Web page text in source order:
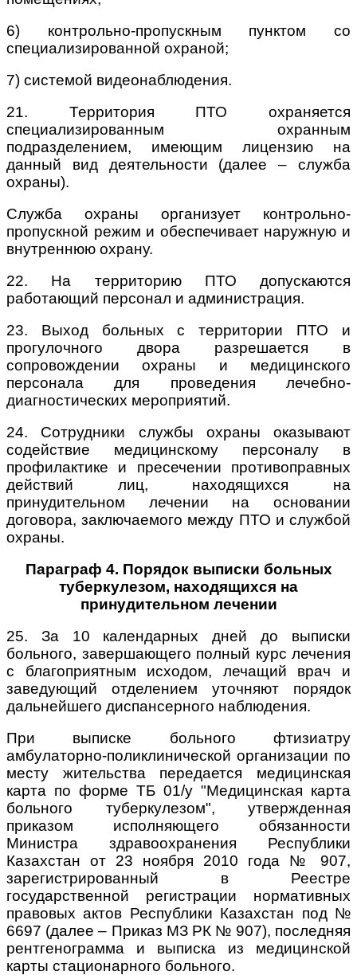
6) контрольно-пропускным пунктом со
специализированной охраной;
7) системой видеонаблюдения.
21. Территория ПТО охраняется
специализированным охранным
подразделением, имеющим лицензию на
данный вид деятельности (далее – служба
охраны).
Служба охраны организует контрольно-
пропускной режим и обеспечивает наружную и
внутреннюю охрану.
22. На территорию ПТО допускаются
работающий персонал и администрация.
23. Выход больных с территории ПТО и
прогулочного двора разрешается в
сопровождении охраны и медицинского
персонала для проведения лечебно-
диагностических мероприятий.
24. Сотрудники службы охраны оказывают
содействие медицинскому персоналу в
профилактике и пресечении противоправных
действий лиц, находящихся на
принудительном лечении на основании
договора, заключаемого между ПТО и службой
охраны.
Параграф 4. Порядок выписки больных
туберкулезом, находящихся на
принудительном лечении
25. За 10 календарных дней до выписки
больного, завершающего полный курс лечения
с благоприятным исходом, лечащий врач и
заведующий отделением уточняют порядок
дальнейшего диспансерного наблюдения.
При выписке больного фтизиатру
амбулаторно-поликлинической организации по
месту жительства передается медицинская
карта по форме ТБ 01/у "Медицинская карта
больного туберкулезом", утвержденная
приказом исполняющего обязанности
Министра здравоохранения Республики
Казахстан от 23 ноября 2010 года № 907,
зарегистрированный в Реестре
государственной регистрации нормативных
правовых актов Республики Казахстан под №
6697 (далее – Приказ МЗ РК № 907), последняя
рентгенограмма и выписка из медицинской
карты стационарного больного.